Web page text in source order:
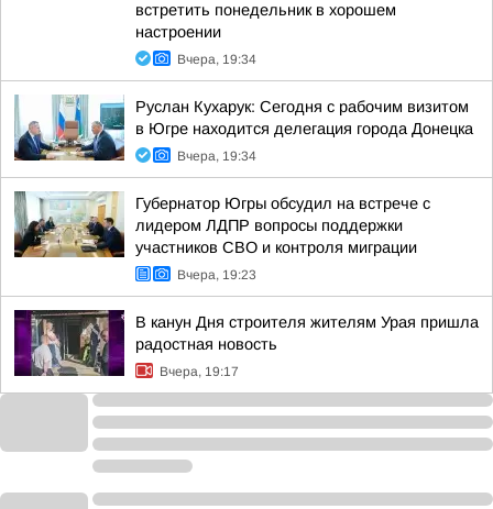
встретить понедельник в хорошем
настроении
Вчера, 19:34
Руслан Кухарук: Сегодня с рабочим визитом
в Югре находится делегация города Донецка
Вчера, 19:34
Губернатор Югры обсудил на встрече с
лидером ЛДПР вопросы поддержки
участников СВО и контроля миграции
Вчера, 19:23
В канун Дня строителя жителям Урая пришла
радостная новость
Вчера, 19:17